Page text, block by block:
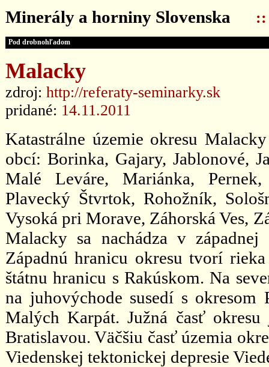
Minerály a horniny Slovenska ::
Pod drobnohľadom
Malacky
zdroj: http://referaty-seminarky.sk
pridané: 14.11.2011
Katastrálne územie okresu
obcí: Borinka, Gajary, Jablonové,
Malé Leváre, Mariánka,
Plavecký Štvrtok, Rohožník,
Vysoká pri Morave, Záhorská Ves,
Malacky sa nachádza v
Západnú hranicu okresu tvorí
štátnu hranicu s Rakúskom. Na
na juhovýchode susedí s
Malých Karpát. Južná časť
Bratislavou. Väčšiu časť územia
Viedenskej tektonickej depresie